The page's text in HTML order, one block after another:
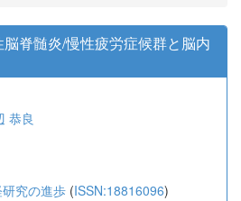
脊髄炎/慢性疲労症候群と脳内
恭良
究の進歩 (ISSN:18816096)